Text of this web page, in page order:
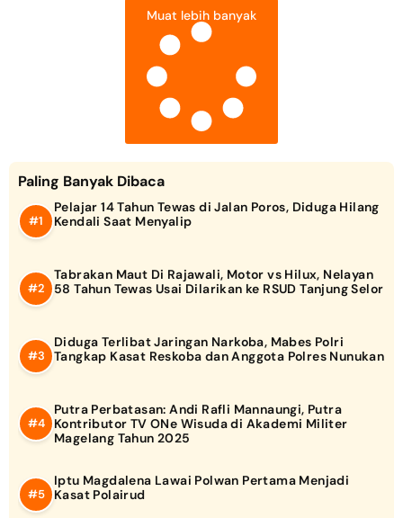
Muat lebih banyak
Paling Banyak Dibaca
Pelajar 14 Tahun Tewas di Jalan Poros, Diduga Hilang
Kendali Saat Menyalip
Tabrakan Maut Di Rajawali, Motor vs Hilux, Nelayan
58 Tahun Tewas Usai Dilarikan ke RSUD Tanjung Selor
Diduga Terlibat Jaringan Narkoba, Mabes Polri
Tangkap Kasat Reskoba dan Anggota Polres Nunukan
Putra Perbatasan: Andi Rafli Mannaungi, Putra
Kontributor TV ONe Wisuda di Akademi Militer
Magelang Tahun 2025
Iptu Magdalena Lawai Polwan Pertama Menjadi
Kasat Polairud